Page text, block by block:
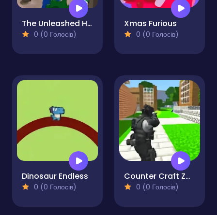
The Unleashed Hunter
0 (0 Голосів)
Xmas Furious
0 (0 Голосів)
Dinosaur Endless
0 (0 Голосів)
Counter Craft Zombies
0 (0 Голосів)